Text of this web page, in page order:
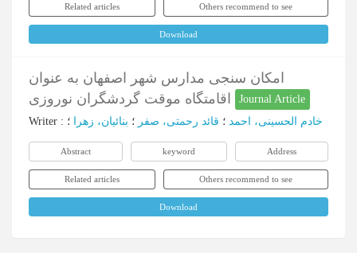
Related articles Others recommend to see
Download
امکان سنجی مدارس شهر اصفهان به عنوان
Journal Article
Writer : خادم الحسینی، احمد ؛ قائد رحمتی، صفر ؛ بنائیان، زهرا ؛
Abstract keyword Address
Related articles Others recommend to see
Download